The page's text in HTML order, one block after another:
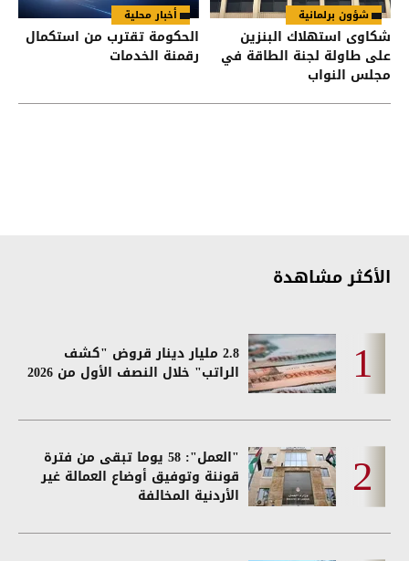
شؤون برلمانية
شكاوى استهلاك البنزين
على طاولة لجنة الطاقة في
مجلس النواب
أخبار محلية
الحكومة تقترب من استكمال
رقمنة الخدمات
الأكثر مشاهدة
2.8 مليار دينار قروض "كشف
الراتب" خلال النصف الأول من 2026
"العمل": 58 يوما تبقى من فترة
قوننة وتوفيق أوضاع العمالة غير
الأردنية المخالفة